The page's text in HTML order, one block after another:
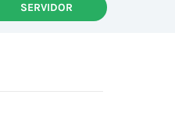
SERVIDOR